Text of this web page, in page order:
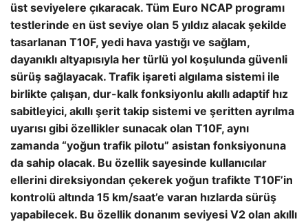
üst seviyelere çıkaracak. Tüm Euro NCAP programı
testlerinde en üst seviye olan 5 yıldız alacak şekilde
tasarlanan T10F, yedi hava yastığı ve sağlam,
dayanıklı altyapısıyla her türlü yol koşulunda güvenli
sürüş sağlayacak. Trafik işareti algılama sistemi ile
birlikte çalışan, dur-kalk fonksiyonlu akıllı adaptif hız
sabitleyici, akıllı şerit takip sistemi ve şeritten ayrılma
uyarısı gibi özellikler sunacak olan T10F, aynı
zamanda “yoğun trafik pilotu” asistan fonksiyonuna
da sahip olacak. Bu özellik sayesinde kullanıcılar
ellerini direksiyondan çekerek yoğun trafikte T10F’in
kontrolü altında 15 km/saat’e varan hızlarda sürüş
yapabilecek. Bu özellik donanım seviyesi V2 olan akıllı